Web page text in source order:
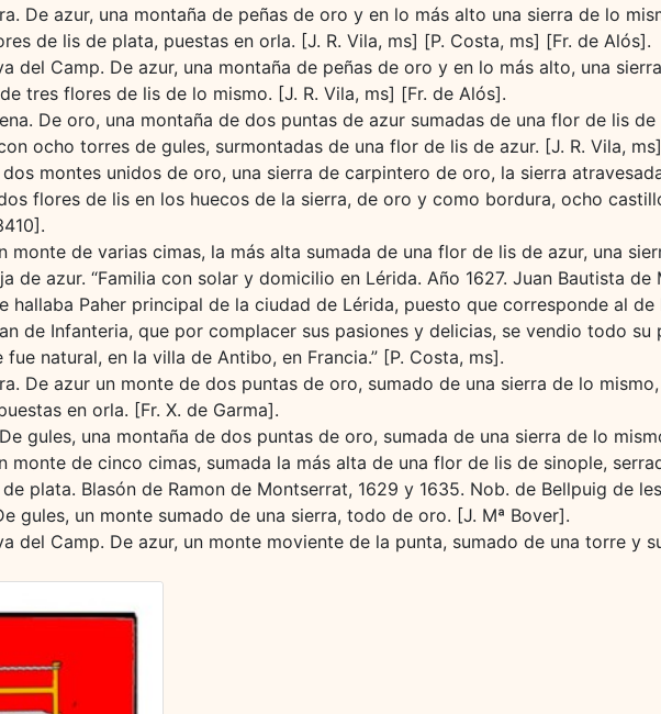
De azur, una montaña de peñas de oro y en lo más alto una sierra de lo
de lis de plata, puestas en orla. [J. R. Vila, ms] [P. Costa, ms] [Fr. de Alós].
del Camp. De azur, una montaña de peñas de oro y en lo más alto, una
tres flores de lis de lo mismo. [J. R. Vila, ms] [Fr. de Alós].
De oro, una montaña de dos puntas de azur sumadas de una flor de lis
ocho torres de gules, surmontadas de una flor de lis de azur. [J. R. Vila,
dos montes unidos de oro, una sierra de carpintero de oro, la sierra
flores de lis en los huecos de la sierra, de oro y como bordura, ocho
monte de varias cimas, la más alta sumada de una flor de lis de azur, una
de azur. “Familia con solar y domicilio en Lérida. Año 1627. Juan Bautista
hallaba Paher principal de la ciudad de Lérida, puesto que corresponde al
de Infanteria, que por complacer sus pasiones y delicias, se vendio todo
fue natural, en la villa de Antibo, en Francia.” [P. Costa, ms].
De azur un monte de dos puntas de oro, sumado de una sierra de lo
en orla. [Fr. X. de Garma].
gules, una montaña de dos puntas de oro, sumada de una sierra de lo
monte de cinco cimas, sumada la más alta de una flor de lis de sinople,
plata. Blasón de Ramon de Montserrat, 1629 y 1635. Nob. de Bellpuig de
gules, un monte sumado de una sierra, todo de oro. [J. Mª Bover].
del Camp. De azur, un monte moviente de la punta, sumado de una torre y